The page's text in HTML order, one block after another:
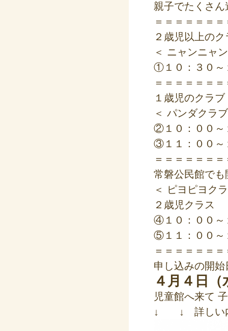
親子でたくさ
＝＝＝＝＝＝
２歳児以上のク
＜ ニャンニャ
①１０：３０～
＝＝＝＝＝＝
１歳児のクラブ
＜ パンダクラ
②１０：００～
③１１：００～
＝＝＝＝＝＝
常磐公民館で
＜ ピヨピヨク
２歳児クラス
④１０：００～
⑤１１：００～
＝＝＝＝＝＝
申し込みの開始
４月４日
児童館へ来て
↓ ↓ 詳しい